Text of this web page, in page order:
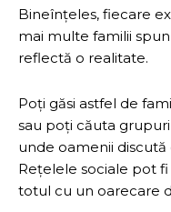
Bineînțeles, fiecare
mai multe familii
reflectă o realitate.
Poți găsi astfel de
sau poți căuta
unde oamenii
Rețelele sociale pot fi
totul cu un oarecare